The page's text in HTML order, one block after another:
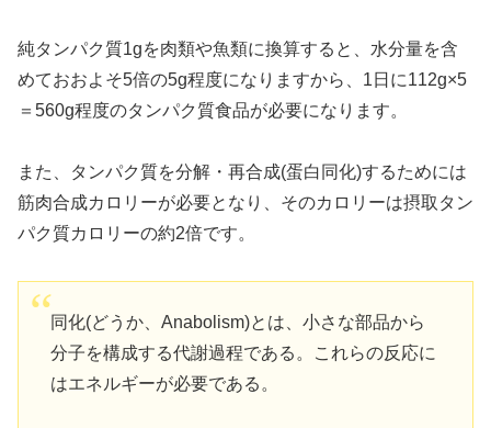
純タンパク質1gを肉類や魚類に換算すると、水分量を含
めておおよそ5倍の5g程度になりますから、1日に112g×5
＝560g程度のタンパク質食品が必要になります。
また、タンパク質を分解・再合成(蛋白同化)するためには
筋肉合成カロリーが必要となり、そのカロリーは摂取タン
パク質カロリーの約2倍です。
同化(どうか、Anabolism)とは、小さな部品から
分子を構成する代謝過程である。これらの反応に
はエネルギーが必要である。